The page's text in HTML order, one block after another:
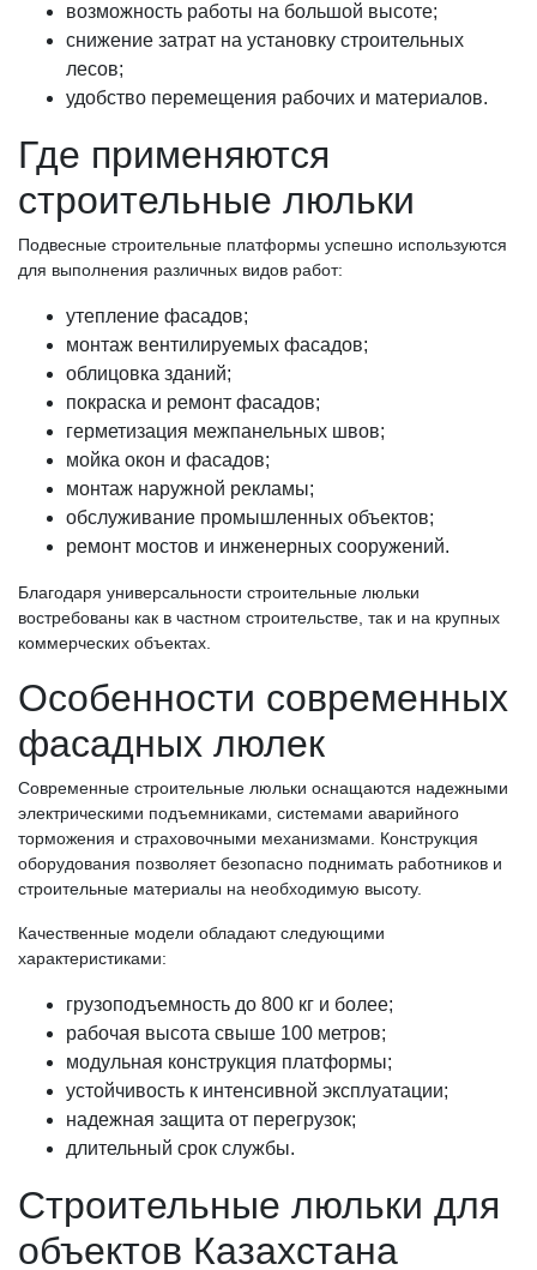
возможность работы на большой высоте;
снижение затрат на установку строительных
лесов;
удобство перемещения рабочих и материалов.
Где применяются
строительные люльки
Подвесные строительные платформы успешно используются
для выполнения различных видов работ:
утепление фасадов;
монтаж вентилируемых фасадов;
облицовка зданий;
покраска и ремонт фасадов;
герметизация межпанельных швов;
мойка окон и фасадов;
монтаж наружной рекламы;
обслуживание промышленных объектов;
ремонт мостов и инженерных сооружений.
Благодаря универсальности строительные люльки
востребованы как в частном строительстве, так и на крупных
коммерческих объектах.
Особенности современных
фасадных люлек
Современные строительные люльки оснащаются надежными
электрическими подъемниками, системами аварийного
торможения и страховочными механизмами. Конструкция
оборудования позволяет безопасно поднимать работников и
строительные материалы на необходимую высоту.
Качественные модели обладают следующими
характеристиками:
грузоподъемность до 800 кг и более;
рабочая высота свыше 100 метров;
модульная конструкция платформы;
устойчивость к интенсивной эксплуатации;
надежная защита от перегрузок;
длительный срок службы.
Строительные люльки для
объектов Казахстана